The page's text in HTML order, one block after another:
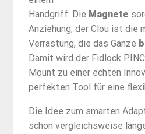
Handgriff. Die Magnete
Anziehung, der Clou ist die
Verrastung, die das Ganze
Damit wird der Fidlock
Mount zu einer echten
perfekten Tool für eine
Die Idee zum smarten
schon vergleichsweise